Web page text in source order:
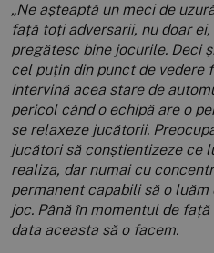
„Ne așteaptă un meci de
față toți adversarii, nu doar
pregătesc bine jocurile. Deci
cel puțin din punct de vedere
intervină acea stare de
pericol când o echipă are o
se relaxeze jucătorii.
jucători să conștientizeze ce
realiza, dar numai cu
permanent capabili să o
joc. Până în momentul de
data aceasta să o facem.